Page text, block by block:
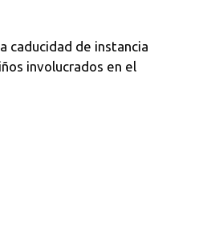
caducidad de instancia
involucrados en el